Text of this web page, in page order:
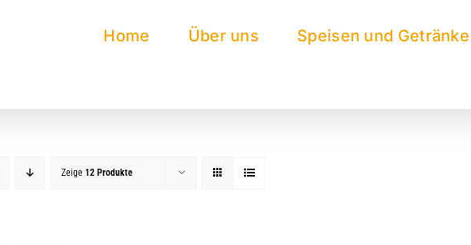
Home Über uns Speisen und Getränke
Zeige 12 Produkte